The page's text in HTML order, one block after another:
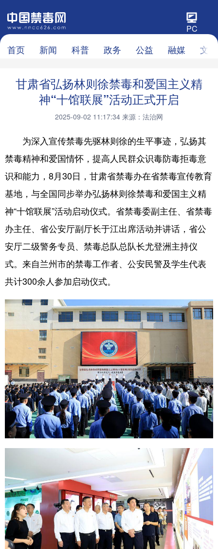
PC
首页 新闻 科普 政务 公益 融媒 文化
甘肃省弘扬林则徐禁毒和爱国主义精
神“十馆联展”活动正式开启
2025-09-02 11:17:34 来源：法治网
为深入宣传禁毒先驱林则徐的生平事迹，弘扬其
禁毒精神和爱国情怀，提高人民群众识毒防毒拒毒意
识和能力，8月30日，甘肃省禁毒办在省禁毒宣传教育
基地，与全国同步举办弘扬林则徐禁毒和爱国主义精
神“十馆联展”活动启动仪式。省禁毒委副主任、省禁毒
办主任、省公安厅副厅长于江出席活动并讲话，省公
安厅二级警务专员、禁毒总队总队长尤登洲主持仪
式。来自兰州市的禁毒工作者、公安民警及学生代表
共计300余人参加启动仪式。